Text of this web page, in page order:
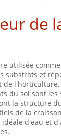
de
utilisée
substrats et
l'horticulture.
du sol sont les
la structure
de la
d'eau et